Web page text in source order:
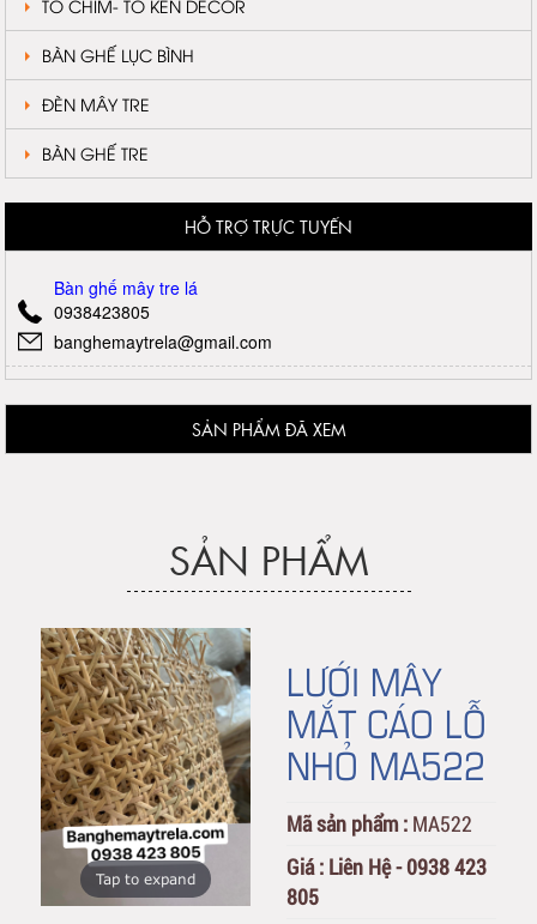
TỔ CHIM- TỔ KÉN DECOR
BÀN GHẾ LỤC BÌNH
ĐÈN MÂY TRE
BÀN GHẾ TRE
HỖ TRỢ TRỰC TUYẾN
Bàn ghế mây tre lá
0938423805
banghemaytrela@gmail.com
SẢN PHẨM ĐÃ XEM
SẢN PHẨM
Tap to expand
LƯỚI MÂY
MẮT CÁO LỖ
NHỎ MA522
Mã sản phẩm : MA522
Giá : Liên Hệ - 0938 423
805